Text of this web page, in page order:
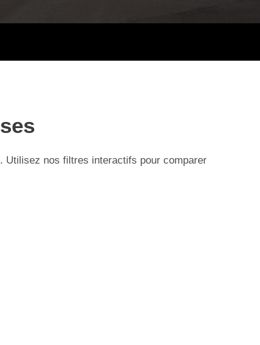
Utilisez nos filtres interactifs pour comparer